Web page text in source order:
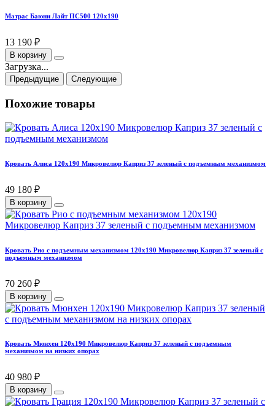
Матрас Баюни Лайт ПС500 120х190
13 190 ₽
В корзину
Загрузка...
Предыдущие Следующие
Похожие товары
Кровать Алиса 120х190 Микровелюр Каприз 37 зеленый с подъемным механизмом
49 180 ₽
В корзину
Кровать Рио с подъемным механизмом 120х190 Микровелюр Каприз 37 зеленый с
подъемным механизмом
70 260 ₽
В корзину
Кровать Мюнхен 120х190 Микровелюр Каприз 37 зеленый с подъемным
механизмом на низких опорах
40 980 ₽
В корзину